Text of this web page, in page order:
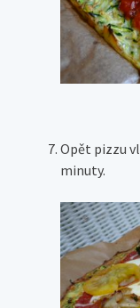
Opět pizzu
minuty.